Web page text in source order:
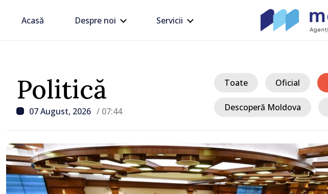
Acasă Despre noi Servicii
Politică
07 August, 2026 / 07:44
Toate Oficial
Descoperă Moldova
/ Acum 8 ore